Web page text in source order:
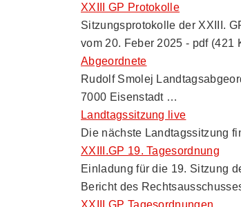
XXIII GP Protokolle
Sitzungsprotokolle der XXIII.
vom 20. Feber 2025 - pdf (421
Abgeordnete
Rudolf Smolej
7000 Eisenstadt …
Landtagssitzung live
Die nächste Landtagssitzung
XXIII.GP 19. Tagesordnung
Einladung für die 19. Sitzung
Bericht des
XXIII GP Tagesordnungen